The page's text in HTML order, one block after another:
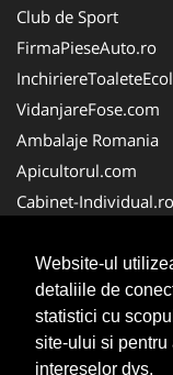
Website-ul
detaliile de
statistici cu
site-ului si pentru
intereselor dvs.
Club de Sport
FirmaPieseAuto.ro
VidanjareFose.com
Ambalaje Romania
Apicultorul.com
Cabinet-Individual.ro
FirmaDeratizare.ro